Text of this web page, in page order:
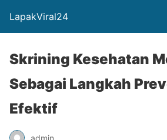
LapakViral24
Skrining Kesehatan
Sebagai Langkah
Efektif
admin